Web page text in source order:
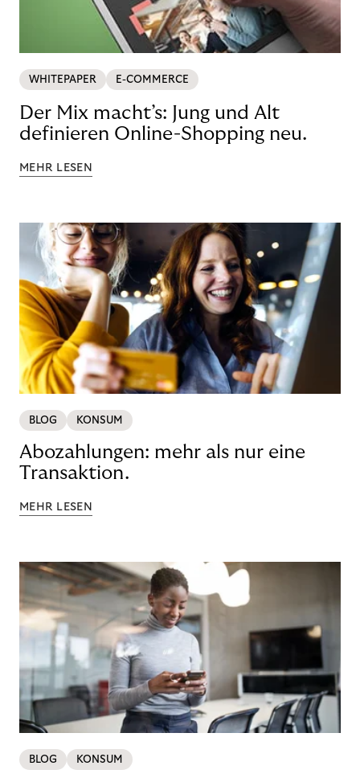
WHITEPAPER E-COMMERCE
Der Mix macht’s: Jung und Alt
definieren Online-Shopping neu.
MEHR LESEN
BLOG KONSUM
Abozahlungen: mehr als nur eine
Transaktion.
MEHR LESEN
BLOG KONSUM